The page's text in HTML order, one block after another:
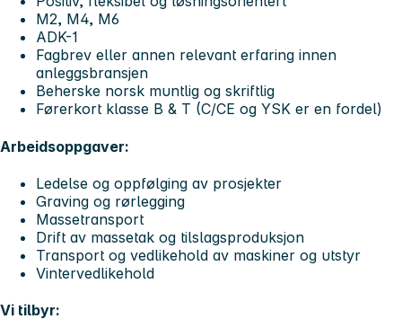
M2, M4, M6
ADK-1
Fagbrev eller annen relevant erfaring innen
anleggsbransjen
Beherske norsk muntlig og skriftlig
Førerkort klasse B & T (C/CE og YSK er en fordel)
Arbeidsoppgaver:
Ledelse og oppfølging av prosjekter
Graving og rørlegging
Massetransport
Drift av massetak og tilslagsproduksjon
Transport og vedlikehold av maskiner og utstyr
Vintervedlikehold
Vi tilbyr: